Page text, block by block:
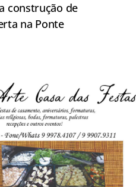
construção de
na Ponte